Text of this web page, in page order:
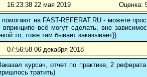
16:23:38 22 мая 2019 Оценка:
на FAST-REFERAT.RU - можете
всё могут сделать, вне
то, тоже там бывает заказывает))
07:56:58 06 декабря 2018
курсач, отчет по практике, 2
тратить)